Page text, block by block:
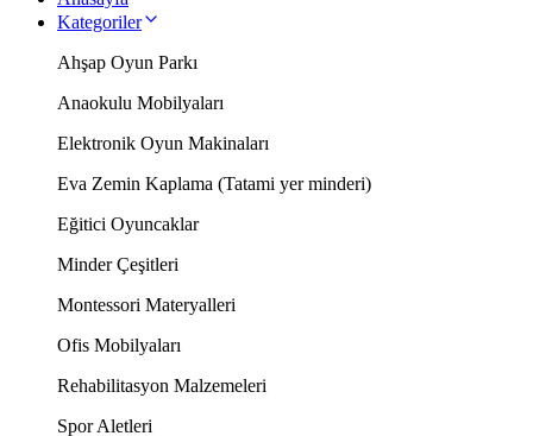
Kategoriler
Ahşap Oyun Parkı
Anaokulu Mobilyaları
Elektronik Oyun Makinaları
Eva Zemin Kaplama (Tatami yer minderi)
Eğitici Oyuncaklar
Minder Çeşitleri
Montessori Materyalleri
Ofis Mobilyaları
Rehabilitasyon Malzemeleri
Spor Aletleri